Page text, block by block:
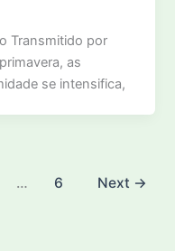
Transmitido por
as
se intensifica,
… 6 Next →